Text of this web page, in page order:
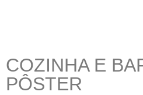
COZINHA E
PÔSTER